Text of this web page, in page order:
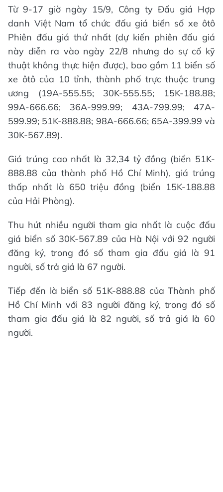
Từ 9-17 giờ ngày 15/9, Công ty Đấu giá Hợp
danh Việt Nam tổ chức đấu giá biển số xe ôtô
Phiên đấu giá thứ nhất (dự kiến phiên đấu giá
này diễn ra vào ngày 22/8 nhưng do sự cố kỹ
thuật không thực hiện được), bao gồm 11 biển số
xe ôtô của 10 tỉnh, thành phố trực thuộc trung
ương (19A-555.55; 30K-555.55; 15K-188.88;
99A-666.66; 36A-999.99; 43A-799.99; 47A-
599.99; 51K-888.88; 98A-666.66; 65A-399.99 và
30K-567.89).
Giá trúng cao nhất là 32,34 tỷ đồng (biển 51K-
888.88 của thành phố Hồ Chí Minh), giá trúng
thấp nhất là 650 triệu đồng (biển 15K-188.88
của Hải Phòng).
Thu hút nhiều người tham gia nhất là cuộc đấu
giá biển số 30K-567.89 của Hà Nội với 92 người
đăng ký, trong đó số tham gia đấu giá là 91
người, số trả giá là 67 người.
Tiếp đến là biển số 51K-888.88 của Thành phố
Hồ Chí Minh với 83 người đăng ký, trong đó số
tham gia đấu giá là 82 người, số trả giá là 60
người.